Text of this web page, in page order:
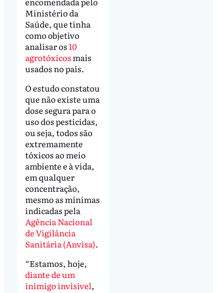
Ministério da
Saúde, que tinha
como objetivo
analisar os10
agrotóxicos mais
usados no país.
O estudo constatou
que não existe uma
dose segura para o
uso dos pesticidas,
ou seja, todos são
extremamente
tóxicos ao meio
ambiente e à vida,
em qualquer
concentração,
mesmo as mínimas
indicadas pela
Agência Nacional
de Vigilância
Sanitária (Anvisa).
“Estamos, hoje,
diante de um
inimigo invisível,